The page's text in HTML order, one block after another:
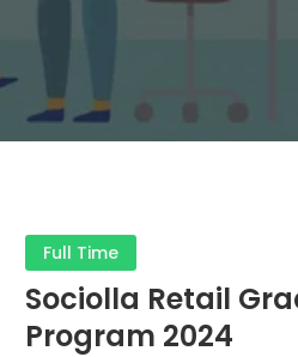
Full Time
Sociolla Retail
Program 2024